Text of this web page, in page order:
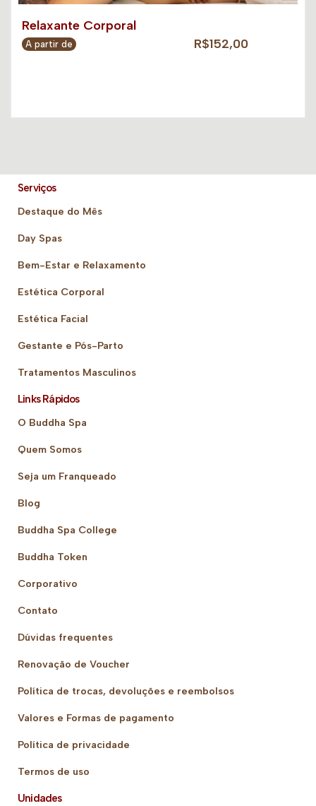
Relaxante Corporal
A partir de R$152,00
Serviços
Destaque do Mês
Day Spas
Bem-Estar e Relaxamento
Estética Corporal
Estética Facial
Gestante e Pós-Parto
Tratamentos Masculinos
Links Rápidos
O Buddha Spa
Quem Somos
Seja um Franqueado
Blog
Buddha Spa College
Buddha Token
Corporativo
Contato
Dúvidas frequentes
Renovação de Voucher
Política de trocas, devoluções e reembolsos
Valores e Formas de pagamento
Política de privacidade
Termos de uso
Unidades